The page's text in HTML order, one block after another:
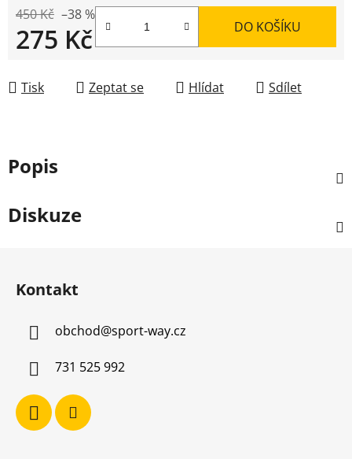
450 Kč –38 %
275 Kč DO KOŠÍKU
Tisk Zeptat se Hlídat Sdílet
Popis
Diskuze
Kontakt
obchod@sport-way.cz
731 525 992